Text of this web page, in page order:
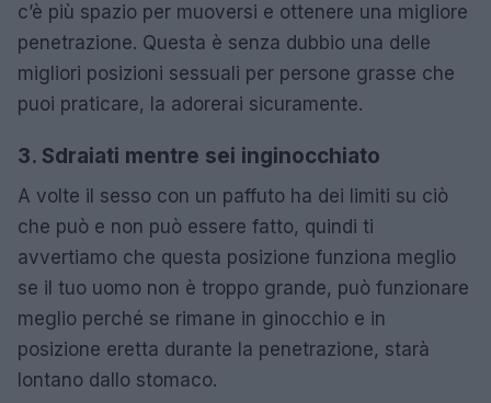
c’è più spazio per muoversi e ottenere una migliore
penetrazione. Questa è senza dubbio una delle
migliori posizioni sessuali per persone grasse che
puoi praticare, la adorerai sicuramente.
3. Sdraiati mentre sei inginocchiato
A volte il sesso con un paffuto ha dei limiti su ciò
che può e non può essere fatto, quindi ti
avvertiamo che questa posizione funziona meglio
se il tuo uomo non è troppo grande, può funzionare
meglio perché se rimane in ginocchio e in
posizione eretta durante la penetrazione, starà
lontano dallo stomaco.